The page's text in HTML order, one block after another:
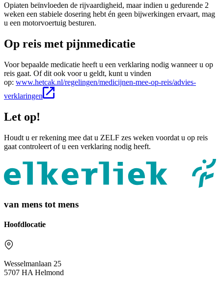
Opiaten beïnvloeden de rijvaardigheid, maar indien u gedurende 2
weken een stabiele dosering hebt én geen bijwerkingen ervaart, mag
u een motorvoertuig besturen.
Op reis met pijnmedicatie
Voor bepaalde medicatie heeft u een verklaring nodig wanneer u op
reis gaat. Of dit ook voor u geldt, kunt u vinden
op: www.hetcak.nl/regelingen/medicijnen-mee-op-reis/advies-
verklaringen
Let op!
Houdt u er rekening mee dat u ZELF zes weken voordat u op reis
gaat controleert of u een verklaring nodig heeft.
van mens tot mens
Hoofdlocatie
Wesselmanlaan 25
5707 HA Helmond